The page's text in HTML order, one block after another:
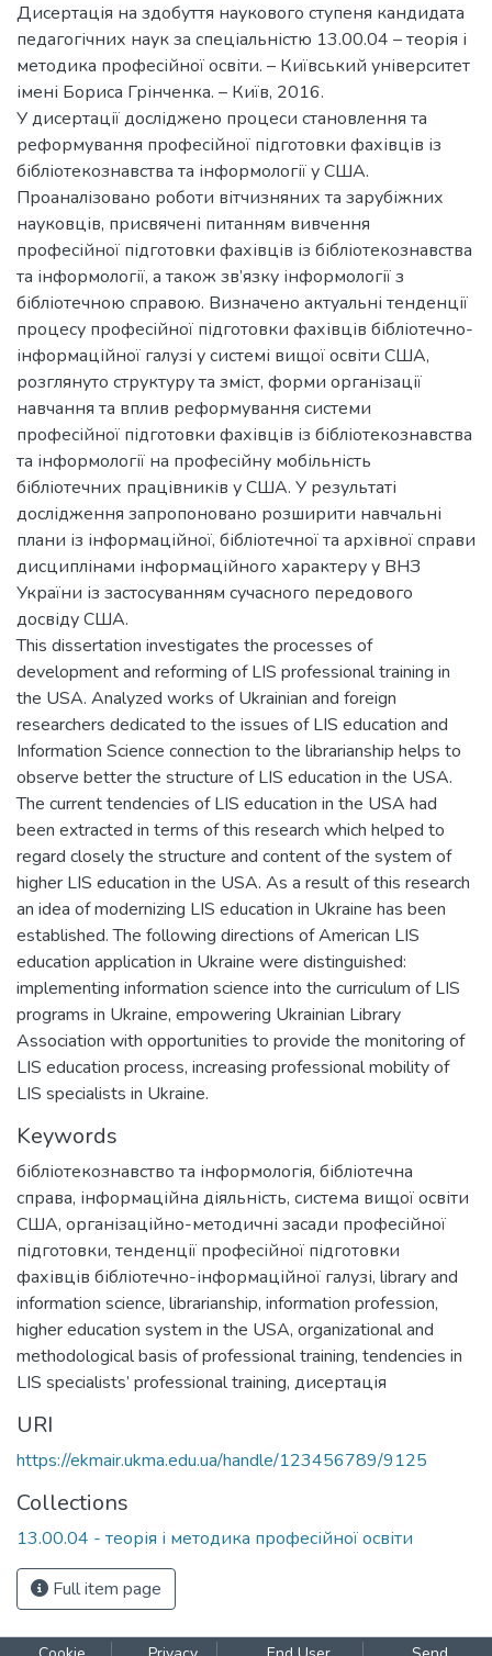
Дисертація на здобуття наукового ступеня кандидата
педагогічних наук за спеціальністю 13.00.04 – теорія і
методика професійної освіти. – Київський університет
імені Бориса Грінченка. – Київ, 2016.
У дисертації досліджено процеси становлення та
реформування професійної підготовки фахівців із
бібліотекознавства та інформології у США.
Проаналізовано роботи вітчизняних та зарубіжних
науковців, присвячені питанням вивчення
професійної підготовки фахівців із бібліотекознавства
та інформології, а також зв’язку інформології з
бібліотечною справою. Визначено актуальні тенденції
процесу професійної підготовки фахівців бібліотечно-
інформаційної галузі у системі вищої освіти США,
розглянуто структуру та зміст, форми організації
навчання та вплив реформування системи
професійної підготовки фахівців із бібліотекознавства
та інформології на професійну мобільність
бібліотечних працівників у США. У результаті
дослідження запропоновано розширити навчальні
плани із інформаційної, бібліотечної та архівної справи
дисциплінами інформаційного характеру у ВНЗ
України із застосуванням сучасного передового
досвіду США.
This dissertation investigates the processes of
development and reforming of LIS professional training in
the USA. Analyzed works of Ukrainian and foreign
researchers dedicated to the issues of LIS education and
Information Science connection to the librarianship helps to
observe better the structure of LIS education in the USA.
The current tendencies of LIS education in the USA had
been extracted in terms of this research which helped to
regard closely the structure and content of the system of
higher LIS education in the USA. As a result of this research
an idea of modernizing LIS education in Ukraine has been
established. The following directions of American LIS
education application in Ukraine were distinguished:
implementing information science into the curriculum of LIS
programs in Ukraine, empowering Ukrainian Library
Association with opportunities to provide the monitoring of
LIS education process, increasing professional mobility of
LIS specialists in Ukraine.
Keywords
бібліотекознавство та інформологія, бібліотечна
справа, інформаційна діяльність, система вищої освіти
США, організаційно-методичні засади професійної
підготовки, тенденції професійної підготовки
фахівців бібліотечно-інформаційної галузі, library and
information science, librarianship, information profession,
higher education system in the USA, organizational and
methodological basis of professional training, tendencies in
LIS specialists’ professional training, дисертація
URI
https://ekmair.ukma.edu.ua/handle/123456789/9125
Collections
13.00.04 - теорія і методика професійної освіти
Full item page